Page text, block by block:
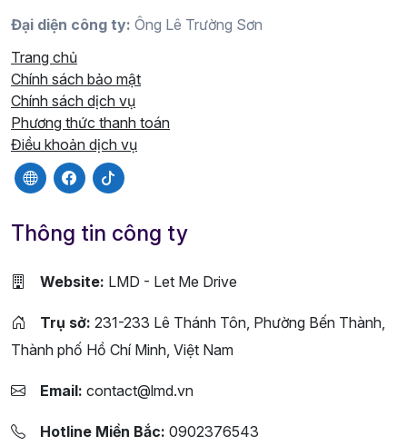
Đại diện công ty: Ông Lê Trường Sơn
Trang chủ
Chính sách bảo mật
Chính sách dịch vụ
Phương thức thanh toán
Điều khoản dịch vụ
Thông tin công ty
Website: LMD - Let Me Drive
Trụ sở: 231-233 Lê Thánh Tôn, Phường Bến Thành,
Thành phố Hồ Chí Minh, Việt Nam
Email: contact@lmd.vn
Hotline Miền Bắc: 0902376543